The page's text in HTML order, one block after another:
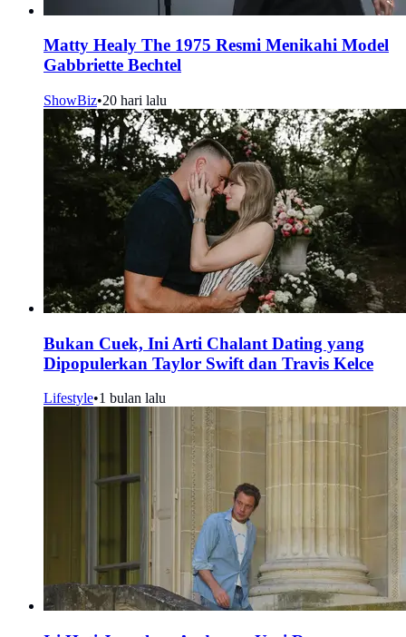
Matty Healy The 1975 Resmi Menikahi Model
Gabbriette Bechtel
ShowBiz•20 hari lalu
Bukan Cuek, Ini Arti Chalant Dating yang
Dipopulerkan Taylor Swift dan Travis Kelce
Lifestyle•1 bulan lalu